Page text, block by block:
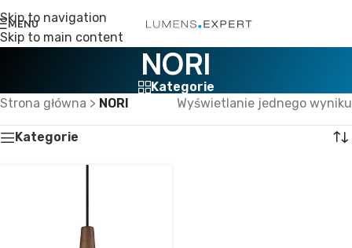
Skip to navigation
Skip to main content
MENU
NORI
Kategorie
Strona główna > NORI Wyświetlanie jednego wyniku
Kategorie